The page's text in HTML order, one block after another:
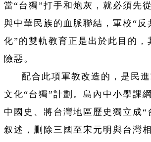
當“台獨”打手和炮灰，就必須先
與中華民族的血脈聯結，軍校“反
化”的雙軌教育正是出於此目的，
險惡。
配合此項軍教改造的，是民
文化“台獨”計劃。島內中小學課
中國史、將台灣地區歷史獨立成“
叙述，删除三國至宋元明與台灣